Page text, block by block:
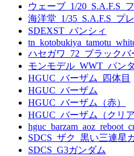
ウェーブ_1/20_S.A.F.S_
海洋堂_1/35_S.A.F.S_プ
SDEXST_バンシィ
ハセガワ_72_ブラック
モンモデル_WWT_パン
HGUC_バーザム_四体目
HGUC_バーザム
HGUC_バーザム（赤）
HGUC_バーザム（クリア
SDCS_ザク_黒い三連星
SDCS_G3ガンダム